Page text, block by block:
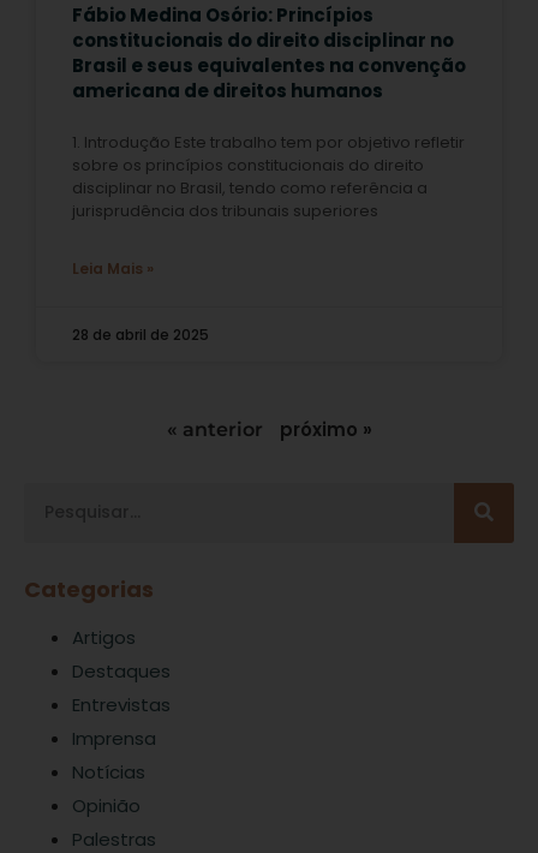
Fábio Medina Osório: Princípios
constitucionais do direito disciplinar no
Brasil e seus equivalentes na convenção
americana de direitos humanos
1. Introdução Este trabalho tem por objetivo refletir
sobre os princípios constitucionais do direito
disciplinar no Brasil, tendo como referência a
jurisprudência dos tribunais superiores
Leia Mais »
28 de abril de 2025
« anterior próximo »
Categorias
Artigos
Destaques
Entrevistas
Imprensa
Notícias
Opinião
Palestras